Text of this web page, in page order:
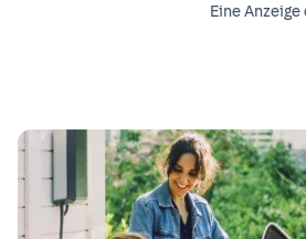
Eine Anzeige